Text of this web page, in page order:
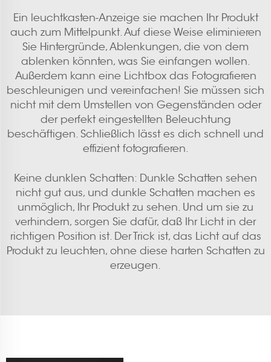
Ein leuchtkasten-Anzeige sie machen Ihr Produkt
auch zum Mittelpunkt. Auf diese Weise eliminieren
Sie Hintergründe, Ablenkungen, die von dem
ablenken könnten, was Sie einfangen wollen.
Außerdem kann eine Lichtbox das Fotografieren
beschleunigen und vereinfachen! Sie müssen sich
nicht mit dem Umstellen von Gegenständen oder
der perfekt eingestellten Beleuchtung
beschäftigen. Schließlich lässt es dich schnell und
effizient fotografieren.
Keine dunklen Schatten: Dunkle Schatten sehen
nicht gut aus, und dunkle Schatten machen es
unmöglich, Ihr Produkt zu sehen. Und um sie zu
verhindern, sorgen Sie dafür, daß Ihr Licht in der
richtigen Position ist. Der Trick ist, das Licht auf das
Produkt zu leuchten, ohne diese harten Schatten zu
erzeugen.